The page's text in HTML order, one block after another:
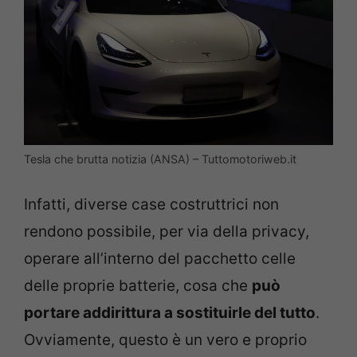
Tesla che brutta notizia (ANSA) – Tuttomotoriweb.it
Infatti, diverse case costruttrici non
rendono possibile, per via della privacy,
operare all’interno del pacchetto celle
delle proprie batterie, cosa che può
portare addirittura a sostituirle del tutto.
Ovviamente, questo è un vero e proprio